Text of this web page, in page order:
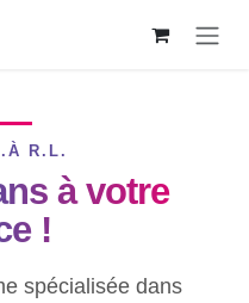
R.L.
à votre
!
spécialisée dans